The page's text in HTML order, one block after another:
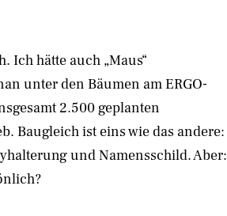
Ich hätte auch „Maus“
unter den Bäumen am ERGO-
2.500 geplanten
Baugleich ist eins wie das andere:
und Namensschild. Aber: